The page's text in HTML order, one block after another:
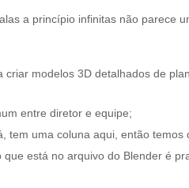
a princípio infinitas não
modelos 3D detalhados de
entre diretor e equipe;
tem uma coluna aqui, então
está no arquivo do Blender é